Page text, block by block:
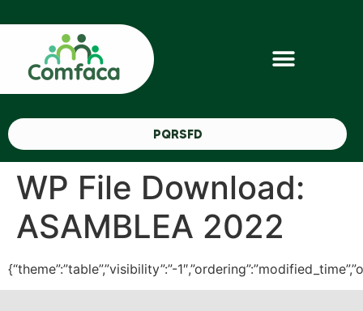
PQRSFD
WP File Download:
ASAMBLEA 2022
{“theme”:”table”,”visibility”:”-